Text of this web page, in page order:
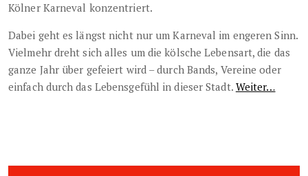
Kölner Karneval konzentriert.
Dabei geht es längst nicht nur um Karneval im engeren Sinn.
Vielmehr dreht sich alles um die kölsche Lebensart, die das
ganze Jahr über gefeiert wird – durch Bands, Vereine oder
einfach durch das Lebensgefühl in dieser Stadt. Weiter…